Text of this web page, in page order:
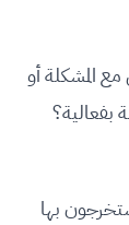
المشكلة أو
بفعالية؟
بها